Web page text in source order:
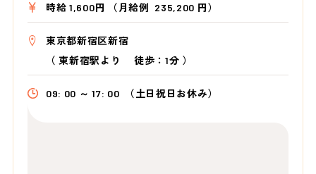
時給 1,600円 （月給例 235,200 円）
東京都新宿区新宿
（東新宿駅より 徒歩：1分 ）
09: 00 ～ 17: 00 （土日祝日お休み）